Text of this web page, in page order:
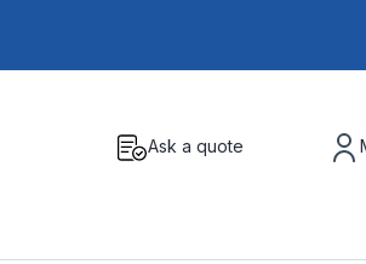
Ask a quote